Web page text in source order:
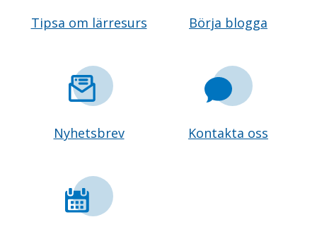
Tipsa om lärresurs Börja blogga
Nyhetsbrev Kontakta oss